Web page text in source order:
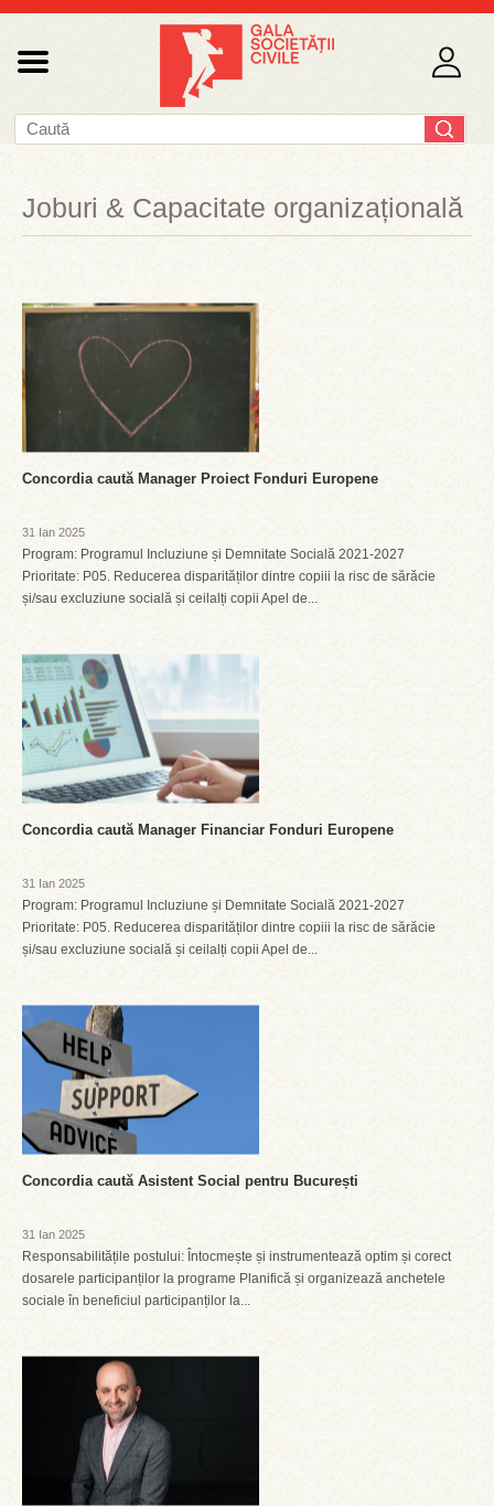
Joburi & Capacitate organizațională
Concordia caută Manager Proiect Fonduri Europene
31 Ian 2025
Program: Programul Incluziune și Demnitate Socială 2021-2027
Prioritate: P05. Reducerea disparităților dintre copiii la risc de sărăcie
și/sau excluziune socială și ceilalți copii Apel de...
Concordia caută Manager Financiar Fonduri Europene
31 Ian 2025
Program: Programul Incluziune și Demnitate Socială 2021-2027
Prioritate: P05. Reducerea disparităților dintre copiii la risc de sărăcie
și/sau excluziune socială și ceilalți copii Apel de...
Concordia caută Asistent Social pentru București
31 Ian 2025
Responsabilitățile postului: Întocmește și instrumentează optim și corect
dosarele participanților la programe Planifică și organizează anchetele
sociale în beneficiul participanților la...